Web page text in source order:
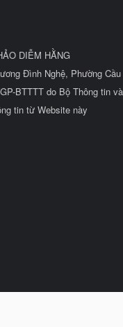
DIỄM HẰNG
Đình Nghệ, Phường
BTTTT do Bộ Thông tin
tin từ Website này